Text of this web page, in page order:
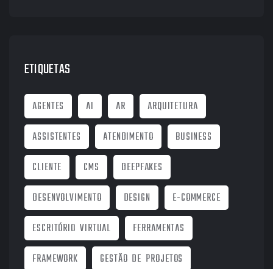
ETIQUETAS
AGENTES AI AR
ARQUITETURA
ASSISTENTES
ATENDIMENTO
BUSINESS
CLIENTE
CMS
DEEPFAKES
DESENVOLVIMENTO
DESIGN
E-COMMERCE
ESCRITÓRIO VIRTUAL
FERRAMENTAS
FRAMEWORK
GESTÃO DE PROJETOS